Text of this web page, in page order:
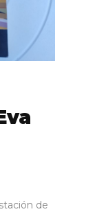
de